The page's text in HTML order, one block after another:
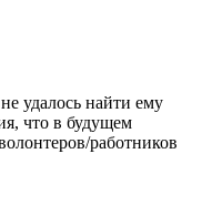
удалось найти ему
что в будущем
работников